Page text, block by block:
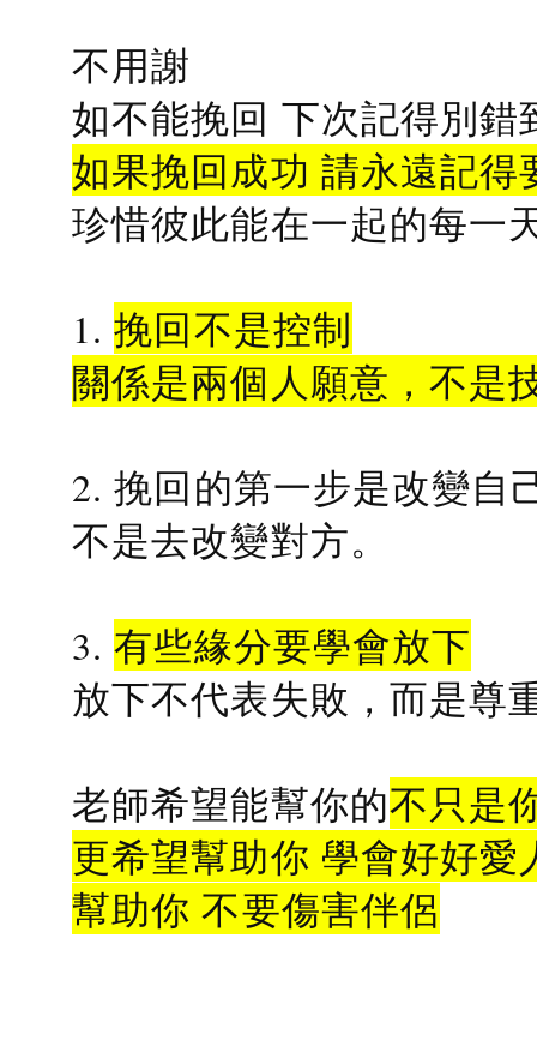
不用謝
如不能挽回 下次記得別錯
如果挽回成功 請永遠記得
珍惜彼此能在一起的每一
1.挽回不是控制
關係是兩個人願意，不是
2. 挽回的第一步是改變自
不是去改變對方。
3.有些緣分要學會放下
放下不代表失敗，而是尊
老師希望能幫你的不只是
更希望幫助你 學會好好愛
幫助你 不要傷害伴侶